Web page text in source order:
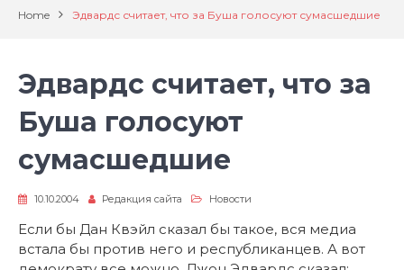
Home Эдвардс считает, что за Буша голосуют сумасшедшие
Эдвардс считает, что за
Буша голосуют
сумасшедшие
10.10.2004 Редакция сайта Новости
Если бы Дан Квэйл сказал бы такое, вся медиа
встала бы против него и республиканцев. А вот